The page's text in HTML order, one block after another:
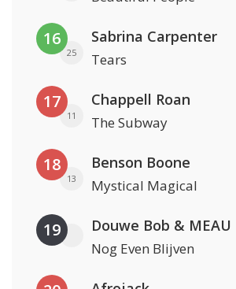
16
25
Sabrina Carpenter
Tears
17
11
Chappell Roan
The Subway
18
13
Benson Boone
Mystical Magical
19 Douwe Bob & MEAU
Nog Even Blijven